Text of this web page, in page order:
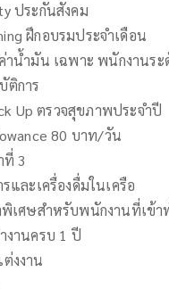
ประกันสังคม
ฝึกอบรมประจำเดือน
าน้ำมัน เฉพาะ พนักงานร
ติการ
Up ตรวจสุขภาพประจำปี
80 บาท/วัน
3
และเครื่องดื่มในเครือ
เศษสำหรับพนักงานที่เข้า
งานครบ 1 ปี
งงาน